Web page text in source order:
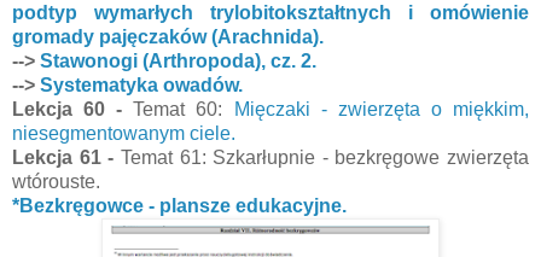
podtyp wymarłych trylobitokształtnych i omówienie
gromady pajęczaków (Arachnida).
--> Stawonogi (Arthropoda), cz. 2.
--> Systematyka owadów.
Lekcja 60 -Temat 60:
Mięczaki - zwierzęta o miękkim,
niesegmentowanym ciele.
Lekcja 61 - Temat 61: Szkarłupnie - bezkręgowe zwierzęta
wtórouste.
*Bezkręgowce - plansze edukacyjne.